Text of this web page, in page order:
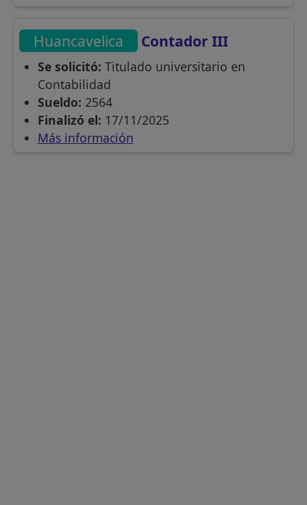
Huancavelica Contador III
Se solicitó: Titulado universitario en
Contabilidad
Sueldo: 2564
Finalizó el: 17/11/2025
Más información